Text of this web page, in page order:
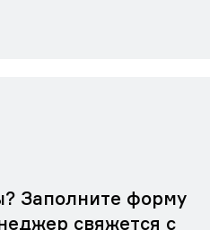
Заполните форму
свяжется с